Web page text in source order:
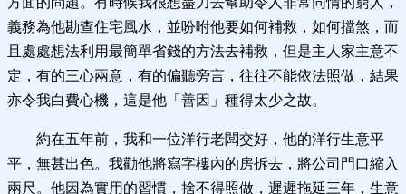
義務為他勘查住宅風水，並吩咐他要如何補救，如何擋煞，而
且處處想法利用最簡單省錢的方法去補救，但是主人家主意不
定，有的三心兩意，有的偏聽旁言，往往不能依法照做，結果
亦令我白費心機，這是他「善因」種得太少之故。
約在五年前，我和一位洋行老闆交好，他的洋行生意平
平，無甚出色。我勸他將寫字樓內的房拆去，將公司門口縮入
兩尺。他因為實用的習慣，捨不得照做，遲遲拖延三年，生意